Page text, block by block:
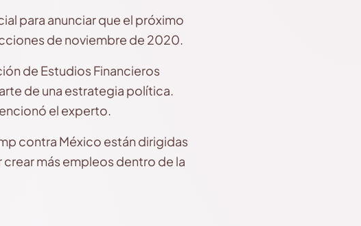
para anunciar que el próximo
de noviembre de 2020.
de Estudios Financieros
de una estrategia política.
el experto.
contra México están dirigidas
más empleos dentro de la